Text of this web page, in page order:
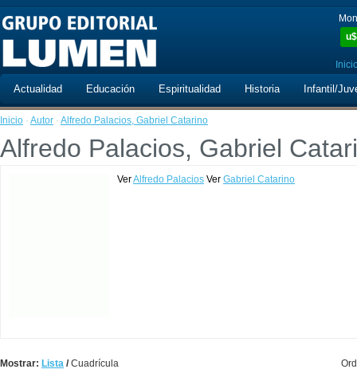
u$
Actualidad Educación Espiritualidad Historia Infantil/
Inicio · Autor · Alfredo Palacios, Gabriel Catarino
Alfredo Palacios, Gabriel
VerAlfredo Palacios Ver Gabriel Catarino
Mostrar: Lista /Cuadrícula